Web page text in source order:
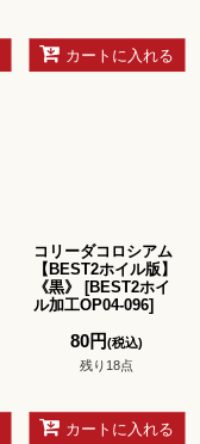
カートに入れる
コリーダコロシアム
【BEST2ホイル版】
《黒》
[BEST2ホイ
ル加工OP04-096]
80円(税込)
残り18点
カートに入れる